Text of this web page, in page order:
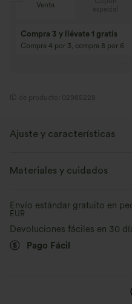
Venta
Compra 3 y llévate 1 gratis
Compra 4 por 3, compra 8 por 6
ID de producto: 02985228
Ajuste y características
Cuello en V Fácil de poner
Materiales y cuidados
Envío estándar gratuito en
EUR
Devoluciones fáciles en 30
Pago Fácil